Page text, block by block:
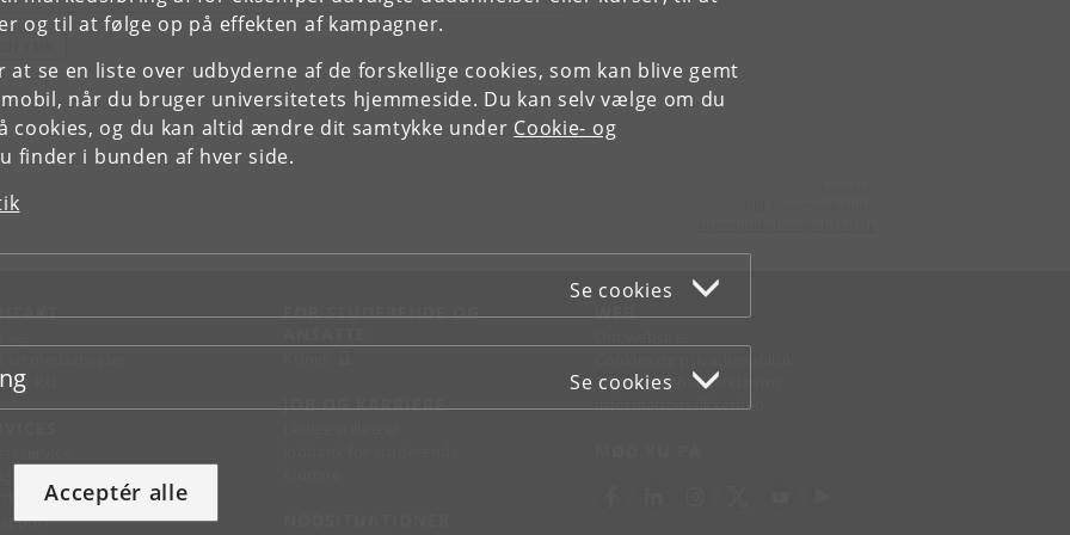
og til at følge op på effekten af kampagner.
at se en liste over udbyderne af de forskellige cookies, som kan blive gemt
når du bruger universitetets hjemmeside. Du kan selv vælge om du
cookies, og du kan altid ændre dit samtykke under Cookie- og
finder i bunden af hver side.
Se cookies
Se cookies
Acceptér alle
KU
FOR STUDERENDE OG
JOB OG KARRIERE
WEB
Tilgængelighedserklæring
Informationssikkerhed